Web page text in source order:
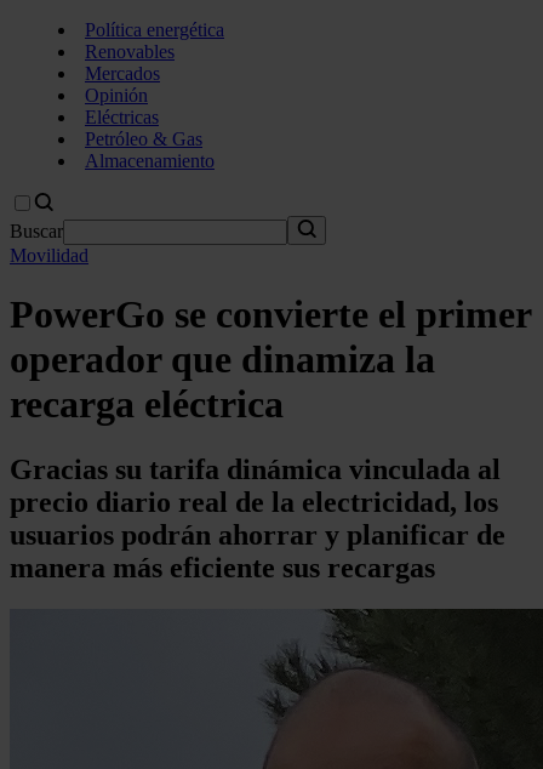
Política energética
Renovables
Mercados
Opinión
Eléctricas
Petróleo & Gas
Almacenamiento
Buscar
Movilidad
PowerGo se convierte el primer
operador que dinamiza la
recarga eléctrica
Gracias su tarifa dinámica vinculada al
precio diario real de la electricidad, los
usuarios podrán ahorrar y planificar de
manera más eficiente sus recargas